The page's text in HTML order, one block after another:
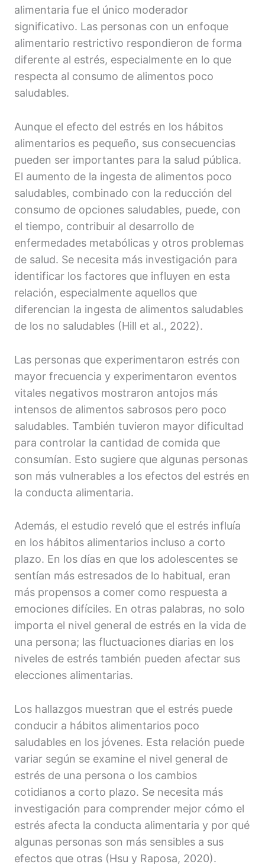
alimentaria fue el único moderador
significativo. Las personas con un enfoque
alimentario restrictivo respondieron de forma
diferente al estrés, especialmente en lo que
respecta al consumo de alimentos poco
saludables.
Aunque el efecto del estrés en los hábitos
alimentarios es pequeño, sus consecuencias
pueden ser importantes para la salud pública.
El aumento de la ingesta de alimentos poco
saludables, combinado con la reducción del
consumo de opciones saludables, puede, con
el tiempo, contribuir al desarrollo de
enfermedades metabólicas y otros problemas
de salud. Se necesita más investigación para
identificar los factores que influyen en esta
relación, especialmente aquellos que
diferencian la ingesta de alimentos saludables
de los no saludables (Hill et al., 2022).
Las personas que experimentaron estrés con
mayor frecuencia y experimentaron eventos
vitales negativos mostraron antojos más
intensos de alimentos sabrosos pero poco
saludables. También tuvieron mayor dificultad
para controlar la cantidad de comida que
consumían. Esto sugiere que algunas personas
son más vulnerables a los efectos del estrés en
la conducta alimentaria.
Además, el estudio reveló que el estrés influía
en los hábitos alimentarios incluso a corto
plazo. En los días en que los adolescentes se
sentían más estresados ​​de lo habitual, eran
más propensos a comer como respuesta a
emociones difíciles. En otras palabras, no solo
importa el nivel general de estrés en la vida de
una persona; las fluctuaciones diarias en los
niveles de estrés también pueden afectar sus
elecciones alimentarias.
Los hallazgos muestran que el estrés puede
conducir a hábitos alimentarios poco
saludables en los jóvenes. Esta relación puede
variar según se examine el nivel general de
estrés de una persona o los cambios
cotidianos a corto plazo. Se necesita más
investigación para comprender mejor cómo el
estrés afecta la conducta alimentaria y por qué
algunas personas son más sensibles a sus
efectos que otras (Hsu y Raposa, 2020).